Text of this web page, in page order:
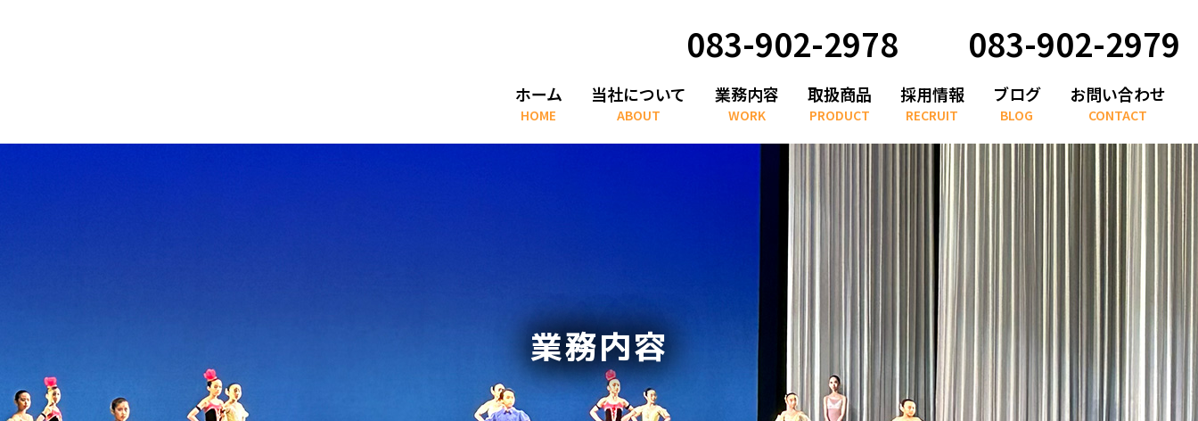
083-902-2978 083-902-2979
ホーム
HOME
当社について
ABOUT
業務内容
WORK
取扱商品
PRODUCT
採用情報
RECRUIT
ブログ
BLOG
お問い合わせ
CONTACT
業務内容